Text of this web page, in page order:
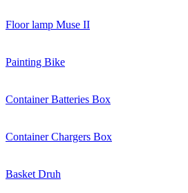
Floor lamp Muse II
Painting Bike
Container Batteries Box
Container Chargers Box
Basket Druh